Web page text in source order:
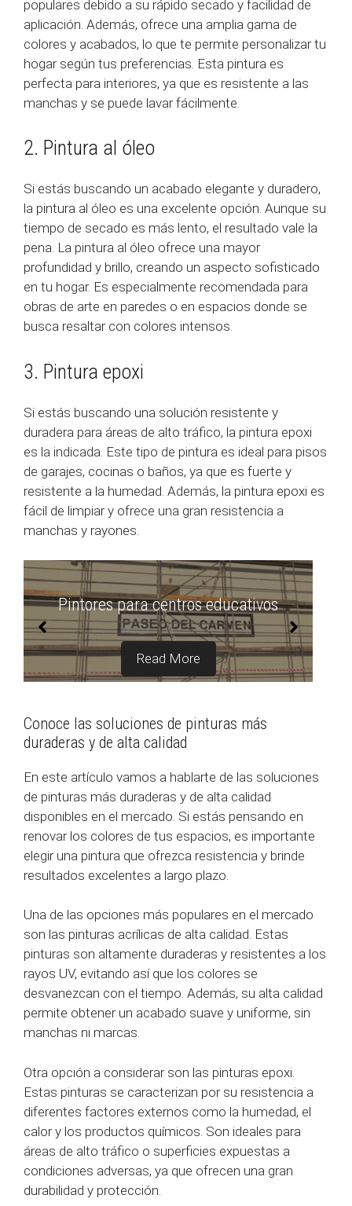
populares debido a su rápido secado y facilidad de
aplicación. Además, ofrece una amplia gama de
colores y acabados, lo que te permite personalizar tu
hogar según tus preferencias. Esta pintura es
perfecta para interiores, ya que es resistente a las
manchas y se puede lavar fácilmente.
2. Pintura al óleo
Si estás buscando un acabado elegante y duradero,
la pintura al óleo es una excelente opción. Aunque su
tiempo de secado es más lento, el resultado vale la
pena. La pintura al óleo ofrece una mayor
profundidad y brillo, creando un aspecto sofisticado
en tu hogar. Es especialmente recomendada para
obras de arte en paredes o en espacios donde se
busca resaltar con colores intensos.
3. Pintura epoxi
Si estás buscando una solución resistente y
duradera para áreas de alto tráfico, la pintura epoxi
es la indicada. Este tipo de pintura es ideal para pisos
de garajes, cocinas o baños, ya que es fuerte y
resistente a la humedad. Además, la pintura epoxi es
fácil de limpiar y ofrece una gran resistencia a
manchas y rayones.
Pintores de restaurantes
Read More
Conoce las soluciones de pinturas más
duraderas y de alta calidad
En este artículo vamos a hablarte de las soluciones
de pinturas más duraderas y de alta calidad
disponibles en el mercado. Si estás pensando en
renovar los colores de tus espacios, es importante
elegir una pintura que ofrezca resistencia y brinde
resultados excelentes a largo plazo.
Una de las opciones más populares en el mercado
son las pinturas acrílicas de alta calidad. Estas
pinturas son altamente duraderas y resistentes a los
rayos UV, evitando así que los colores se
desvanezcan con el tiempo. Además, su alta calidad
permite obtener un acabado suave y uniforme, sin
manchas ni marcas.
Otra opción a considerar son las pinturas epoxi.
Estas pinturas se caracterizan por su resistencia a
diferentes factores externos como la humedad, el
calor y los productos químicos. Son ideales para
áreas de alto tráfico o superficies expuestas a
condiciones adversas, ya que ofrecen una gran
durabilidad y protección.